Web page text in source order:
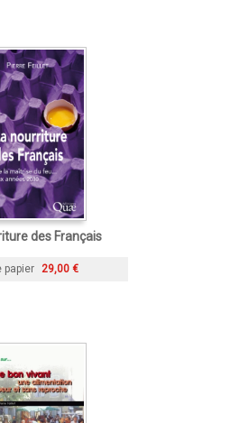
des Français
papier 29,00 €